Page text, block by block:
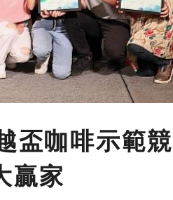
盃咖啡示範
贏家